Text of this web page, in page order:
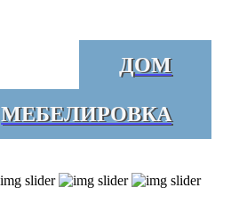
ДОМ
МЕБЕЛИРОВКА